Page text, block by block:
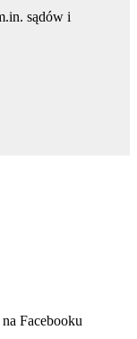
sądów i
Facebooku